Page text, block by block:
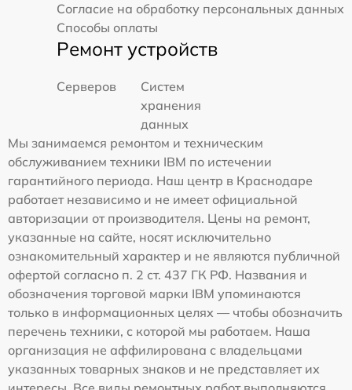
Согласие на обработку персональных данных
Способы оплаты
Ремонт устройств
Серверов
Систем
хранения
данных
Мы занимаемся ремонтом и техническим
обслуживанием техники IBM по истечении
гарантийного периода. Наш центр в Краснодаре
работает независимо и не имеет официальной
авторизации от производителя. Цены на ремонт,
указанные на сайте, носят исключительно
ознакомительный характер и не являются публичной
офертой согласно п. 2 ст. 437 ГК РФ. Названия и
обозначения торговой марки IBM упоминаются
только в информационных целях — чтобы обозначить
перечень техники, с которой мы работаем. Наша
организация не аффилирована с владельцами
указанных товарных знаков и не представляет их